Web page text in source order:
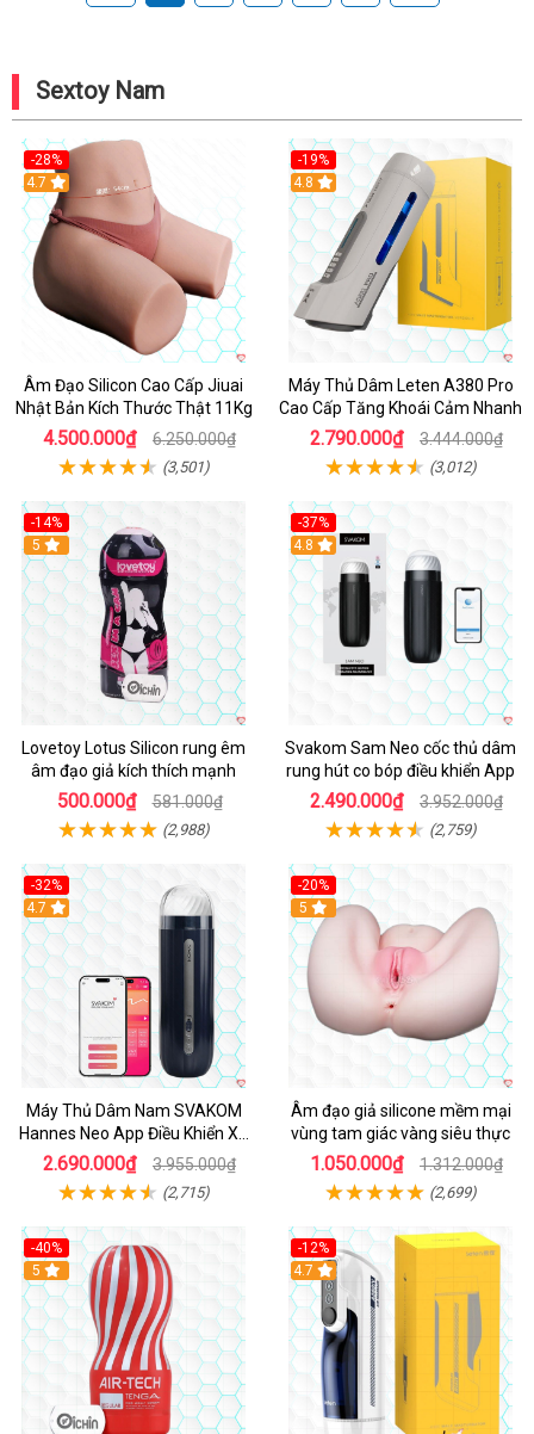
Sextoy Nam
-28%
4.7
Âm Đạo Silicon Cao Cấp Jiuai
Nhật Bản Kích Thước Thật 11Kg
4.500.000₫ 6.250.000₫
(3,501)
-19%
Hot
4.8
Máy Thủ Dâm Leten A380 Pro
Cao Cấp Tăng Khoái Cảm Nhanh
2.790.000₫ 3.444.000₫
(3,012)
-14%
Hot
5
Lovetoy Lotus Silicon rung êm
âm đạo giả kích thích mạnh
500.000₫ 581.000₫
(2,988)
-37%
4.8
Svakom Sam Neo cốc thủ dâm
rung hút co bóp điều khiển App
2.490.000₫ 3.952.000₫
(2,759)
-32%
Hot
4.7
Máy Thủ Dâm Nam SVAKOM
Hannes Neo App Điều Khiển Xa
Cao Cấp
2.690.000₫ 3.955.000₫
(2,715)
-20%
Hot
5
Âm đạo giả silicone mềm mại
vùng tam giác vàng siêu thực
1.050.000₫ 1.312.000₫
(2,699)
-40%
Hot
5
-12%
Hot
4.7